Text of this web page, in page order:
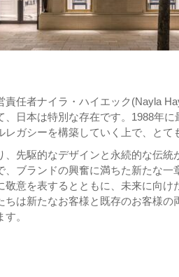
責任者ナイラ・ハイエック(Nayla
日本は特別な存在です。1988年
ガシーを構築していく上で、とて
先駆的なデザインと永続的な伝
ブランドの興奮に満ちた新たな
意を表するとともに、未来に向け
は新たなお客様と既存のお客様の
。